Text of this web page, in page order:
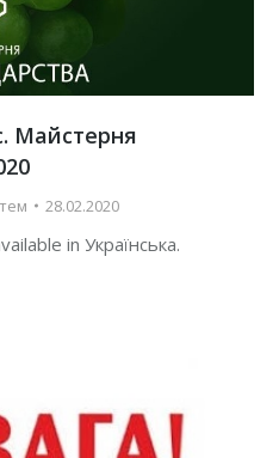
Майстерня
28.02.2020
in Українська.